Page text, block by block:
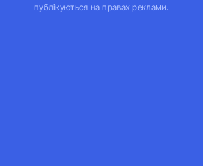
публікуються на правах реклами.